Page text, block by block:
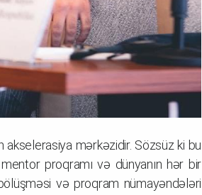
akselerasiya mərkəzidir. Sözsüz ki bu
proqramı və dünyanın hər bir
və proqram nümayəndələri